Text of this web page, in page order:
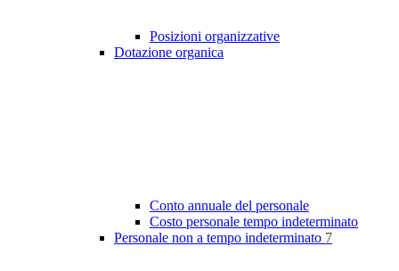
Posizioni organizzative
Dotazione organica
Conto annuale del personale
Costo personale tempo indeterminato
Personale non a tempo indeterminato 7